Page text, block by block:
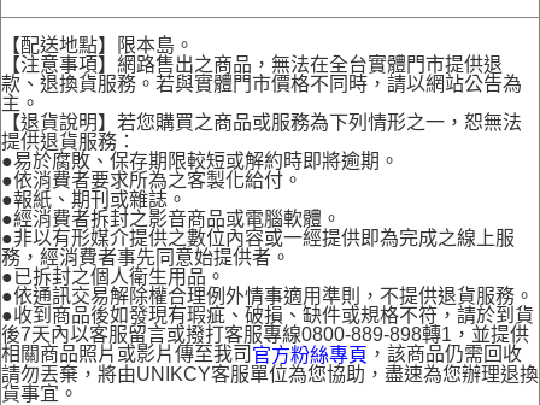
【配送地點】限本島。
【注意事項】網路售出之商品，無法在全台實體門市提供退
款、退換貨服務。若與實體門市價格不同時，請以網站公告為
主。
【退貨說明】若您購買之商品或服務為下列情形之一，恕無法
提供退貨服務：
●易於腐敗、保存期限較短或解約時即將逾期。
●依消費者要求所為之客製化給付。
●報紙、期刊或雜誌。
●經消費者拆封之影音商品或電腦軟體。
●非以有形媒介提供之數位內容或一經提供即為完成之線上服
務，經消費者事先同意始提供者。
●已拆封之個人衛生用品。
●依通訊交易解除權合理例外情事適用準則，不提供退貨服務。
●收到商品後如發現有瑕疵、破損、缺件或規格不符，請於到貨
後7天內以客服留言或撥打客服專線0800-889-898轉1，並提供
相關商品照片或影片傳至我司 官方粉絲專頁 ，該商品仍需回收
請勿丟棄，將由UNIKCY客服單位為您協助，盡速為您辦理退換
貨事宜。